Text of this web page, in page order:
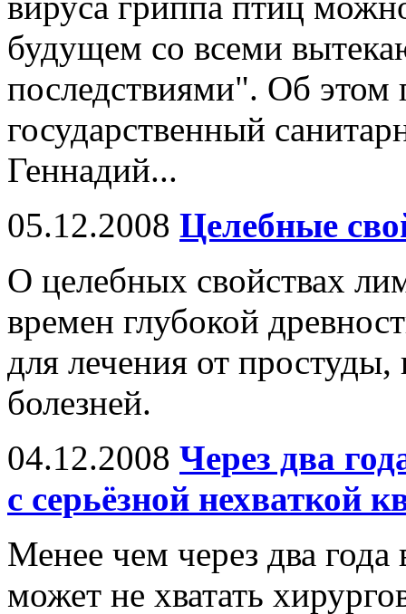
будущем со всеми
последствиями". Об этом
государственный
Геннадий...
05.12.2008 Целебные
О целебных свойствах
времен глубокой
для лечения от
болезней.
04.12.2008 Через два
с серьёзной нехваткой
Менее чем через два
может не хватать